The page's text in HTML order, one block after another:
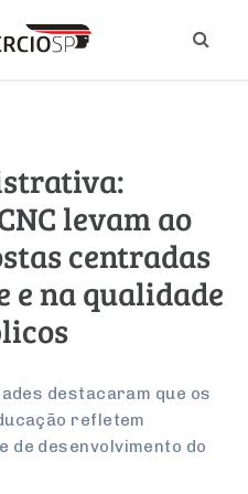
Trabalho
levam ao
centradas
e na qualidade
destacaram que os
refletem
de desenvolvimento do